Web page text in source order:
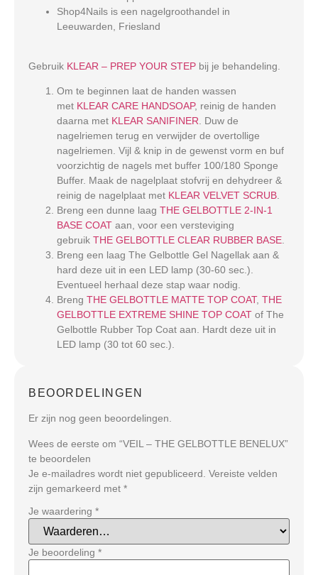
Shop4Nails is een nagelgroothandel in
Leeuwarden, Friesland
Gebruik KLEAR – PREP YOUR STEP bij je behandeling.
Om te beginnen laat de handen wassen
met KLEAR CARE HANDSOAP, reinig de handen
daarna met KLEAR SANIFINER. Duw de
nagelriemen terug en verwijder de overtollige
nagelriemen. Vijl & knip in de gewenst vorm en buf
voorzichtig de nagels met buffer 100/180 Sponge
Buffer. Maak de nagelplaat stofvrij en dehydreer &
reinig de nagelplaat met KLEAR VELVET SCRUB.
Breng een dunne laag THE GELBOTTLE 2-IN-1
BASE COAT aan, voor een versteviging
gebruik THE GELBOTTLE CLEAR RUBBER BASE.
Breng een laag The Gelbottle Gel Nagellak aan &
hard deze uit in een LED lamp (30-60 sec.).
Eventueel herhaal deze stap waar nodig.
Breng THE GELBOTTLE MATTE TOP COAT, THE
GELBOTTLE EXTREME SHINE TOP COAT of The
Gelbottle Rubber Top Coat aan. Hardt deze uit in
LED lamp (30 tot 60 sec.).
BEOORDELINGEN
Er zijn nog geen beoordelingen.
Wees de eerste om “VEIL – THE GELBOTTLE BENELUX”
te beoordelen
Je e-mailadres wordt niet gepubliceerd. Vereiste velden
zijn gemarkeerd met *
Je waardering *
Je beoordeling *